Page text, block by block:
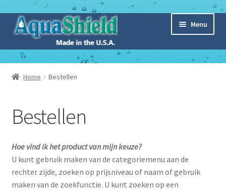
Ga
door
navigatie
Ga
naar
inhoud
Menu
Home
Over Aquashield
Nieuws
Home Bestellen
Bestellen
Hoe vind ik het product van mijn keuze?
U kunt gebruik maken van de categoriemenu aan de
rechter zijde, zoeken op prijsniveau of naam of gebruik
maken van de zoekfunctie. U kunt zoeken op een